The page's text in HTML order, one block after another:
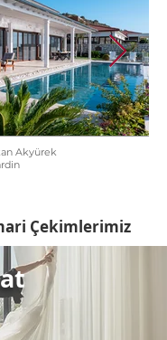
Akyürek
Çekimlerimiz